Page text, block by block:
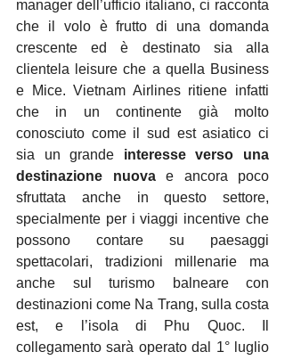
manager dell’ufficio italiano, ci racconta
che il volo è frutto di una domanda
crescente ed è destinato sia alla
clientela leisure che a quella Business
e Mice. Vietnam Airlines ritiene infatti
che in un continente già molto
conosciuto come il sud est asiatico ci
sia un grande interesse verso una
destinazione nuova e ancora poco
sfruttata anche in questo settore,
specialmente per i viaggi incentive che
possono contare su paesaggi
spettacolari, tradizioni millenarie ma
anche sul turismo balneare con
destinazioni come Na Trang, sulla costa
est, e l’isola di Phu Quoc. Il
collegamento sarà operato dal 1° luglio